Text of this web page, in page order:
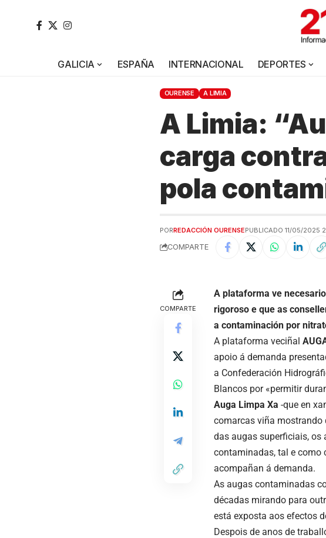
GALICIA ESPAÑA INTERNACIONAL DEPORTES
OURENSE A LIMIA
A Limia:
carga
pola
PORREDACCIÓN OURENSEPUBLICADO 11/05/2025
COMPARTE
COMPARTE
A plataforma ve
rigoroso e que as
a contaminación por
A plataforma veciñal
apoio á demanda
a Confederación
Blancos por «permitir
Auga Limpa Xa -que en
comarcas viña mostrando
das augas superficiais, os
contaminadas, tal e como
acompañan á demanda.
As augas contaminadas
décadas mirando para
está exposta aos efectos
Despois de anos de